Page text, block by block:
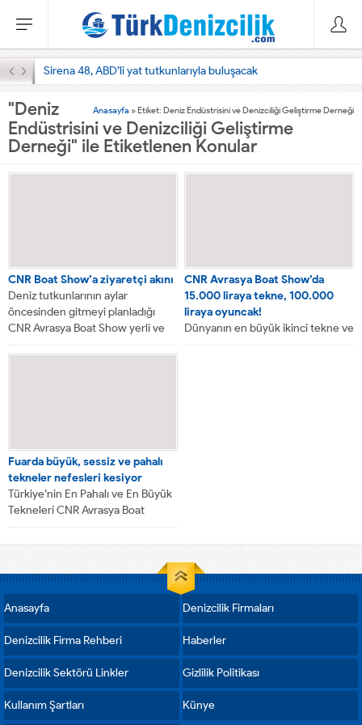
Sirena 48, ABD’li yat tutkunlarıyla buluşacak
Anasayfa »Etiket: Deniz Endüstrisini ve Denizciliği Geliştirme Derneği
"Deniz
Endüstrisini ve Denizciliği Geliştirme
Derneği" ile Etiketlenen Konular
CNR Boat Show’a ziyaretçi akını
Deniz tutkunlarının aylar
öncesinden gitmeyi planladığı
CNR Avrasya Boat Show yerli ve
yabancı 7’den 70’e...
CNR Avrasya Boat Show’da
15.000 liraya tekne, 100.000
liraya oyuncak!
Dünyanın en büyük ikinci tekne ve
yat fuarları olan CNR Avrasya Boat
Fuarda büyük, sessiz ve pahalı
tekneler nefesleri kesiyor
Türkiye’nin En Pahalı ve En Büyük
Tekneleri CNR Avrasya Boat
Show’da görücüye çıktı Bu yıl...
Anasayfa Denizcilik Firmaları
Denizcilik Firma Rehberi Haberler
Denizcilik Sektörü Linkler Gizlilik Politikası
Kullanım Şartları Künye